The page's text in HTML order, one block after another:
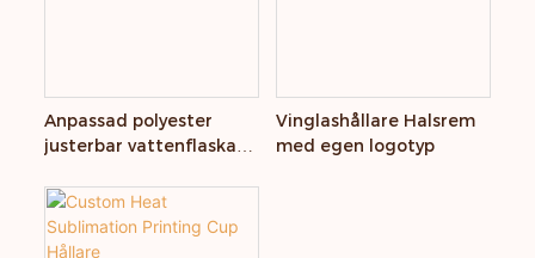
Anpassad polyester
justerbar vattenflaska
Vinglashållare Halsrem
med egen logotyp